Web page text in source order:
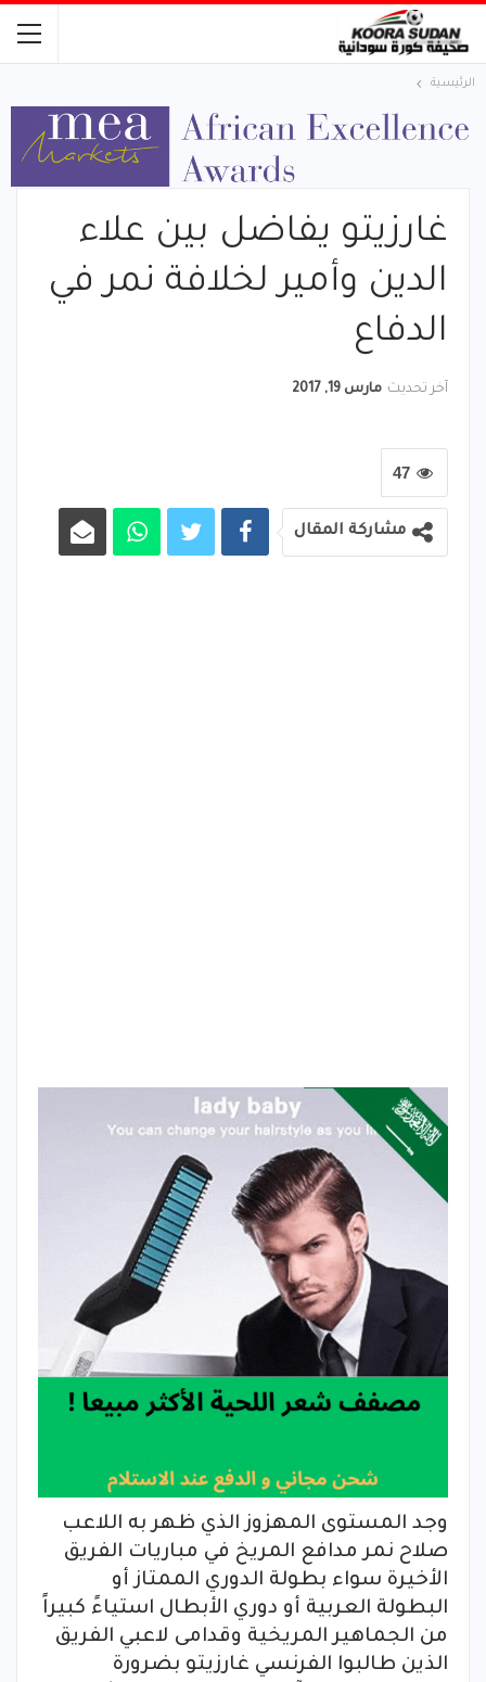
الرئيسية
غارزيتو يفاضل بين علاء
الدين وأمير لخلافة نمر في
الدفاع
آخر تحديث مارس 19, 2017
47
مشاركة المقال
وجد المستوى المهزوز الذي ظهر به اللاعب
صلاح نمر مدافع المريخ في مباريات الفريق
الأخيرة سواء بطولة الدوري الممتاز أو
البطولة العربية أو دوري الأبطال استياءً كبيراً
من الجماهير المريخية وقدامى لاعبي الفريق
الذين طالبوا الفرنسي غارزيتو بضرورة